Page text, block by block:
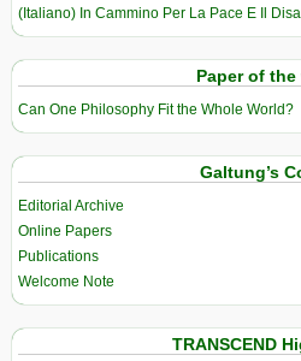
(Italiano) In Cammino Per La Pace E Il
Paper of the
Can One Philosophy Fit the Whole World?
Galtung’s
Editorial Archive
Online Papers
Publications
Welcome Note
TRANSCEND